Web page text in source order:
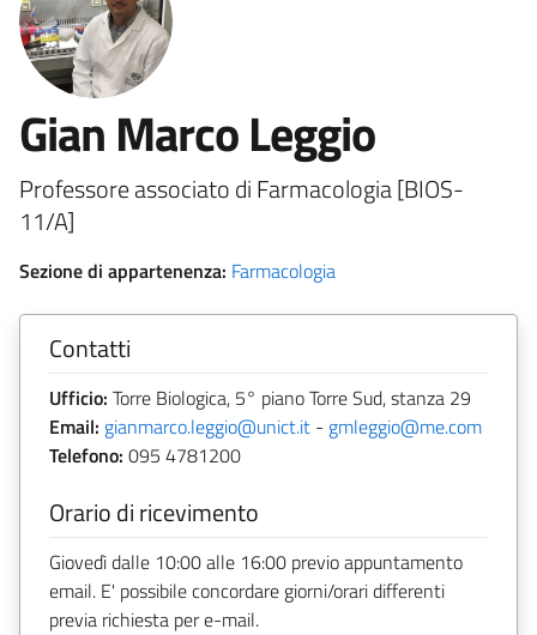
Gian Marco Leggio
Professore associato di Farmacologia [BIOS-
11/A]
Sezione di appartenenza: Farmacologia
Contatti
Ufficio: Torre Biologica, 5° piano Torre Sud, stanza 29
Email: gianmarco.leggio@unict.it - gmleggio@me.com
Telefono: 095 4781200
Orario di ricevimento
Giovedì dalle 10:00 alle 16:00 previo appuntamento
email. E' possibile concordare giorni/orari differenti
previa richiesta per e-mail.